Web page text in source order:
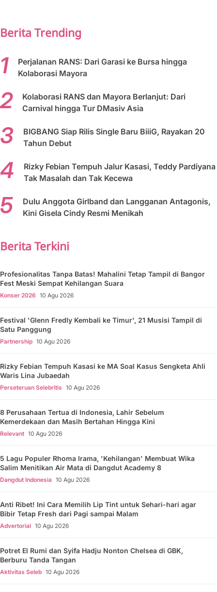
Berita Trending
Perjalanan RANS: Dari Garasi ke Bursa hingga
Kolaborasi Mayora
Kolaborasi RANS dan Mayora Berlanjut: Dari
Carnival hingga Tur DMasiv Asia
BIGBANG Siap Rilis Single Baru BiiiG, Rayakan 20
Tahun Debut
Rizky Febian Tempuh Jalur Kasasi, Teddy Pardiyana
Tak Masalah dan Tak Kecewa
Dulu Anggota Girlband dan Langganan Antagonis,
Kini Gisela Cindy Resmi Menikah
Berita Terkini
Profesionalitas Tanpa Batas! Mahalini Tetap Tampil di Bangor
Fest Meski Sempat Kehilangan Suara
Konser 2026 10 Agu 2026
Festival 'Glenn Fredly Kembali ke Timur', 21 Musisi Tampil di
Satu Panggung
Partnership 10 Agu 2026
Rizky Febian Tempuh Kasasi ke MA Soal Kasus Sengketa Ahli
Waris Lina Jubaedah
Perseteruan Selebritis 10 Agu 2026
8 Perusahaan Tertua di Indonesia, Lahir Sebelum
Kemerdekaan dan Masih Bertahan Hingga Kini
Relevant 10 Agu 2026
5 Lagu Populer Rhoma Irama, 'Kehilangan' Membuat Wika
Salim Menitikan Air Mata di Dangdut Academy 8
Dangdut Indonesia 10 Agu 2026
Anti Ribet! Ini Cara Memilih Lip Tint untuk Sehari-hari agar
Bibir Tetap Fresh dari Pagi sampai Malam
Advertorial 10 Agu 2026
Potret El Rumi dan Syifa Hadju Nonton Chelsea di GBK,
Berburu Tanda Tangan
Aktivitas Seleb 10 Agu 2026